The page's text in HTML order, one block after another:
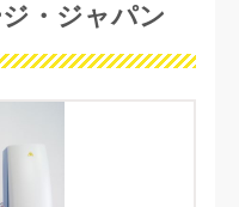
・ジャパン